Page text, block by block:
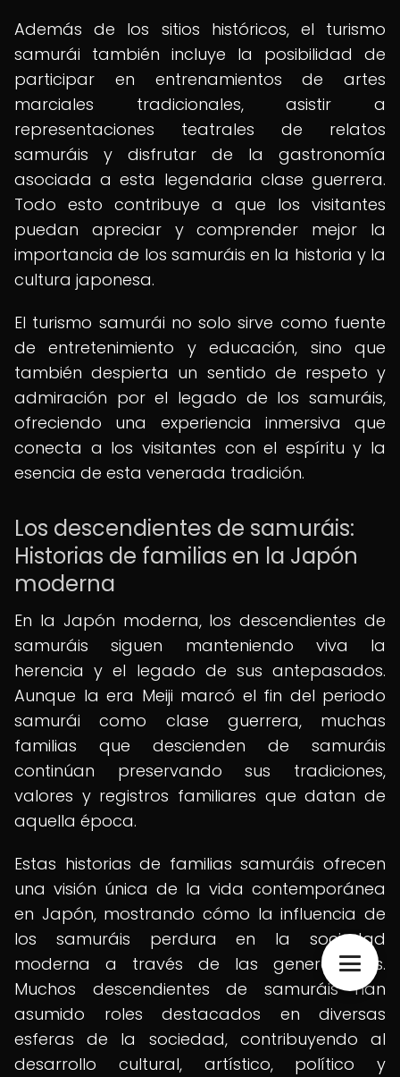
Además de los sitios históricos, el turismo
samurái también incluye la posibilidad de
participar en entrenamientos de artes
marciales tradicionales, asistir a
representaciones teatrales de relatos
samuráis y disfrutar de la gastronomía
asociada a esta legendaria clase guerrera.
Todo esto contribuye a que los visitantes
puedan apreciar y comprender mejor la
importancia de los samuráis en la historia y la
cultura japonesa.
El turismo samurái no solo sirve como fuente
de entretenimiento y educación, sino que
también despierta un sentido de respeto y
admiración por el legado de los samuráis,
ofreciendo una experiencia inmersiva que
conecta a los visitantes con el espíritu y la
esencia de esta venerada tradición.
Los descendientes de samuráis:
Historias de familias en la Japón
moderna
En la Japón moderna, los descendientes de
samuráis siguen manteniendo viva la
herencia y el legado de sus antepasados.
Aunque la era Meiji marcó el fin del periodo
samurái como clase guerrera, muchas
familias que descienden de samuráis
continúan preservando sus tradiciones,
valores y registros familiares que datan de
aquella época.
Estas historias de familias samuráis ofrecen
una visión única de la vida contemporánea
en Japón, mostrando cómo la influencia de
los samuráis perdura en la sociedad
moderna a través de las generaciones.
Muchos descendientes de samuráis han
asumido roles destacados en diversas
esferas de la sociedad, contribuyendo al
desarrollo cultural, artístico, político y